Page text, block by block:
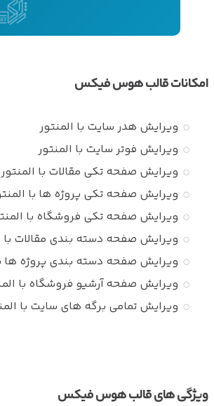
امکانات قالب هوس فیکس
ویرایش هدر سایت با المنتور
ویرایش فوتر سایت با المنتور
ویرایش صفحه تکی مقالات با المنتور
ویرایش صفحه تکی پروژه ها با
ویرایش صفحه تکی فروشگاه با
ویرایش صفحه دسته بندی مقالات با
ویرایش صفحه دسته بندی پروژه ها
ویرایش صفحه آرشیو فروشگاه با
ویرایش تمامی برگه های سایت با
ویژگی های قالب هوس فیکس